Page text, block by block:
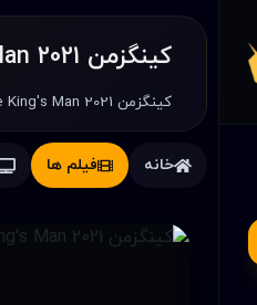
کینگزمن The King's Man 2021
خانه فیلم ها